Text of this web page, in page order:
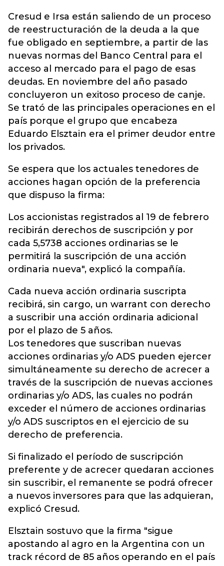
Cresud e Irsa están saliendo de un proceso
de reestructuración de la deuda a la que
fue obligado en septiembre, a partir de las
nuevas normas del Banco Central para el
acceso al mercado para el pago de esas
deudas. En noviembre del año pasado
concluyeron un exitoso proceso de canje.
Se trató de las principales operaciones en el
país porque el grupo que encabeza
Eduardo Elsztain era el primer deudor entre
los privados.
Se espera que los actuales tenedores de
acciones hagan opción de la preferencia
que dispuso la firma:
Los accionistas registrados al 19 de febrero
recibirán derechos de suscripción y por
cada 5,5738 acciones ordinarias se le
permitirá la suscripción de una acción
ordinaria nueva", explicó la compañía.
Cada nueva acción ordinaria suscripta
recibirá, sin cargo, un warrant con derecho
a suscribir una acción ordinaria adicional
por el plazo de 5 años.
Los tenedores que suscriban nuevas
acciones ordinarias y/o ADS pueden ejercer
simultáneamente su derecho de acrecer a
través de la suscripción de nuevas acciones
ordinarias y/o ADS, las cuales no podrán
exceder el número de acciones ordinarias
y/o ADS suscriptos en el ejercicio de su
derecho de preferencia.
Si finalizado el período de suscripción
preferente y de acrecer quedaran acciones
sin suscribir, el remanente se podrá ofrecer
a nuevos inversores para que las adquieran,
explicó Cresud.
Elsztain sostuvo que la firma "sigue
apostando al agro en la Argentina con un
track récord de 85 años operando en el país